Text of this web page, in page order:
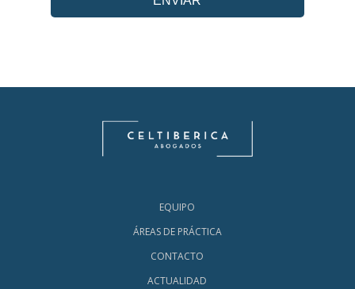
EQUIPO
ÁREAS DE PRÁCTICA
CONTACTO
ACTUALIDAD